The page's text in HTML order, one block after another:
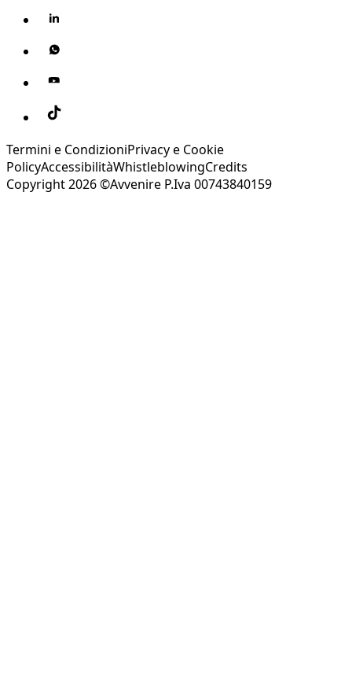
Termini e CondizioniPrivacy e Cookie
PolicyAccessibilitàWhistleblowingCredits
Copyright 2026 ©Avvenire P.Iva 00743840159